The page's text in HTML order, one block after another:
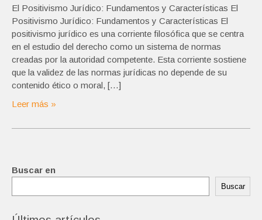
El Positivismo Jurídico: Fundamentos y Características El
Positivismo Jurídico: Fundamentos y Características El
positivismo jurídico es una corriente filosófica que se centra
en el estudio del derecho como un sistema de normas
creadas por la autoridad competente. Esta corriente sostiene
que la validez de las normas jurídicas no depende de su
contenido ético o moral, […]
Leer más »
Buscar en
Buscar